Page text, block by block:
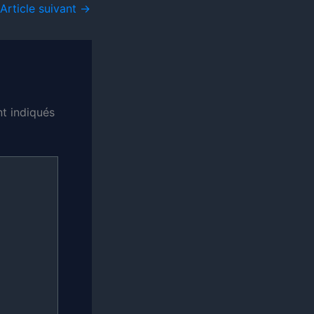
Article suivant →
indiqués